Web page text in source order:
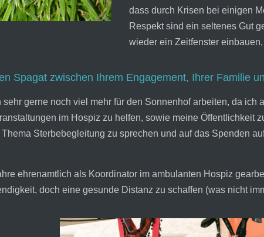
dass durch Krisen bei einigen
Respekt sind ein seltenes Gut
wieder ein Zeitfenster
Spagat zwischen Ihrem Engagement, Ihrer Familie
gerne noch viel mehr für den Sonnenhof arbeiten, da
im Hospiz zu helfen, sowie meine Öffentlichkeit
Sterbebegleitung zu sprechen und auf das Spenden
ehrenamtlich als Koordinator im ambulanten Hospiz
doch eine gesunde Distanz zu schaffen (was nicht